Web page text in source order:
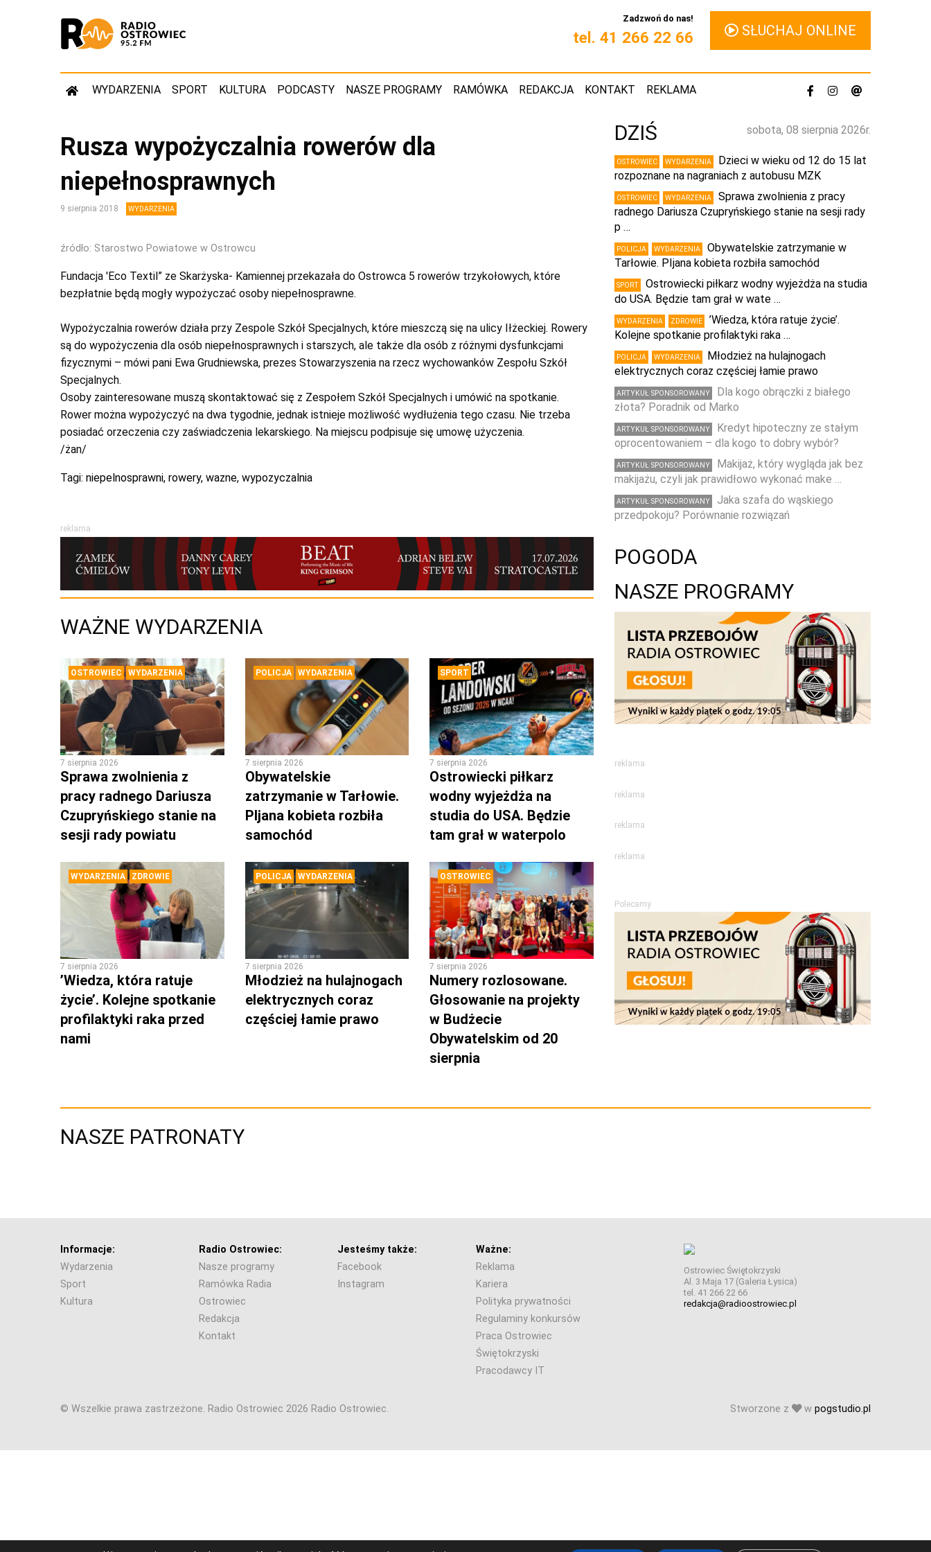
Zadzwoń do nas!
tel. 41 266 22 66 SŁUCHAJ ONLINE
WYDARZENIA SPORT KULTURA PODCASTY NASZE PROGRAMY RAMÓWKA REDAKCJA KONTAKT REKLAMA
Rusza wypożyczalnia rowerów dla
niepełnosprawnych
9 sierpnia 2018 WYDARZENIA
źródło: Starostwo Powiatowe w Ostrowcu
Fundacja 'Eco Textil” ze Skarżyska- Kamiennej przekazała do Ostrowca 5 rowerów trzykołowych, które
bezpłatnie będą mogły wypożyczać osoby niepełnosprawne.
Wypożyczalnia rowerów działa przy Zespole Szkół Specjalnych, które mieszczą się na ulicy Iłżeckiej. Rowery
są do wypożyczenia dla osób niepełnosprawnych i starszych, ale także dla osób z różnymi dysfunkcjami
fizycznymi – mówi pani Ewa Grudniewska, prezes Stowarzyszenia na rzecz wychowanków Zespołu Szkół
Specjalnych.
Osoby zainteresowane muszą skontaktować się z Zespołem Szkół Specjalnych i umówić na spotkanie.
Rower można wypożyczyć na dwa tygodnie, jednak istnieje możliwość wydłużenia tego czasu. Nie trzeba
posiadać orzeczenia czy zaświadczenia lekarskiego. Na miejscu podpisuje się umowę użyczenia.
/żan/
Tagi: niepelnosprawni, rowery, wazne, wypozyczalnia
reklama
WAŻNE WYDARZENIA
OSTROWIEC WYDARZENIA
7 sierpnia 2026
Sprawa zwolnienia z
pracy radnego Dariusza
Czupryńskiego stanie na
sesji rady powiatu
POLICJA WYDARZENIA
7 sierpnia 2026
Obywatelskie
zatrzymanie w Tarłowie.
PIjana kobieta rozbiła
samochód
SPORT
7 sierpnia 2026
Ostrowiecki piłkarz
wodny wyjeżdża na
studia do USA. Będzie
tam grał w waterpolo
WYDARZENIA ZDROWIE
7 sierpnia 2026
’Wiedza, która ratuje
życie’. Kolejne spotkanie
profilaktyki raka przed
nami
POLICJA WYDARZENIA
7 sierpnia 2026
Młodzież na hulajnogach
elektrycznych coraz
częściej łamie prawo
OSTROWIEC
7 sierpnia 2026
Numery rozlosowane.
Głosowanie na projekty
w Budżecie
Obywatelskim od 20
sierpnia
sobota, 08 sierpnia 2026r.
DZIŚ
OSTROWIEC WYDARZENIA
Dzieci w wieku od 12 do 15 lat
rozpoznane na nagraniach z autobusu MZK
OSTROWIEC WYDARZENIA
Sprawa zwolnienia z pracy
radnego Dariusza Czupryńskiego stanie na sesji rady
p …
POLICJA WYDARZENIA
Obywatelskie zatrzymanie w
Tarłowie. PIjana kobieta rozbiła samochód
SPORT
Ostrowiecki piłkarz wodny wyjeżdża na studia
do USA. Będzie tam grał w wate …
WYDARZENIA ZDROWIE
’Wiedza, która ratuje życie’.
Kolejne spotkanie profilaktyki raka …
POLICJA WYDARZENIA
Młodzież na hulajnogach
elektrycznych coraz częściej łamie prawo
ARTYKUŁ SPONSOROWANY
Dla kogo obrączki z białego
złota? Poradnik od Marko
ARTYKUŁ SPONSOROWANY
Kredyt hipoteczny ze stałym
oprocentowaniem – dla kogo to dobry wybór?
ARTYKUŁ SPONSOROWANY
Makijaż, który wygląda jak bez
makijażu, czyli jak prawidłowo wykonać make …
ARTYKUŁ SPONSOROWANY
Jaka szafa do wąskiego
przedpokoju? Porównanie rozwiązań
POGODA
NASZE PROGRAMY
reklama
reklama
reklama
reklama
Polecamy
NASZE PATRONATY
Informacje:
Wydarzenia
Sport
Kultura
Radio Ostrowiec:
Nasze programy
Ramówka Radia
Ostrowiec
Redakcja
Kontakt
Jesteśmy także:
Facebook
Instagram
Ważne:
Reklama
Kariera
Polityka prywatności
Regulaminy konkursów
Praca Ostrowiec
Świętokrzyski
Pracodawcy IT
Ostrowiec Świętokrzyski
Al. 3 Maja 17 (Galeria Łysica)
tel. 41 266 22 66
redakcja@radioostrowiec.pl
© Wszelkie prawa zastrzeżone. Radio Ostrowiec 2026 Radio Ostrowiec. Stworzone z w pogstudio.pl